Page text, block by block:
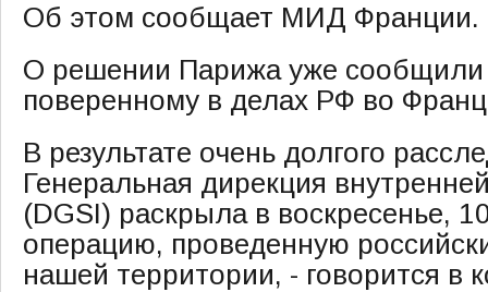
Об этом сообщает МИД Франции.
О решении Парижа уже
поверенному в делах РФ во
В результате очень долгого
Генеральная дирекция
(DGSI) раскрыла в воскресенье,
операцию, проведенную
нашей территории, - говорится в